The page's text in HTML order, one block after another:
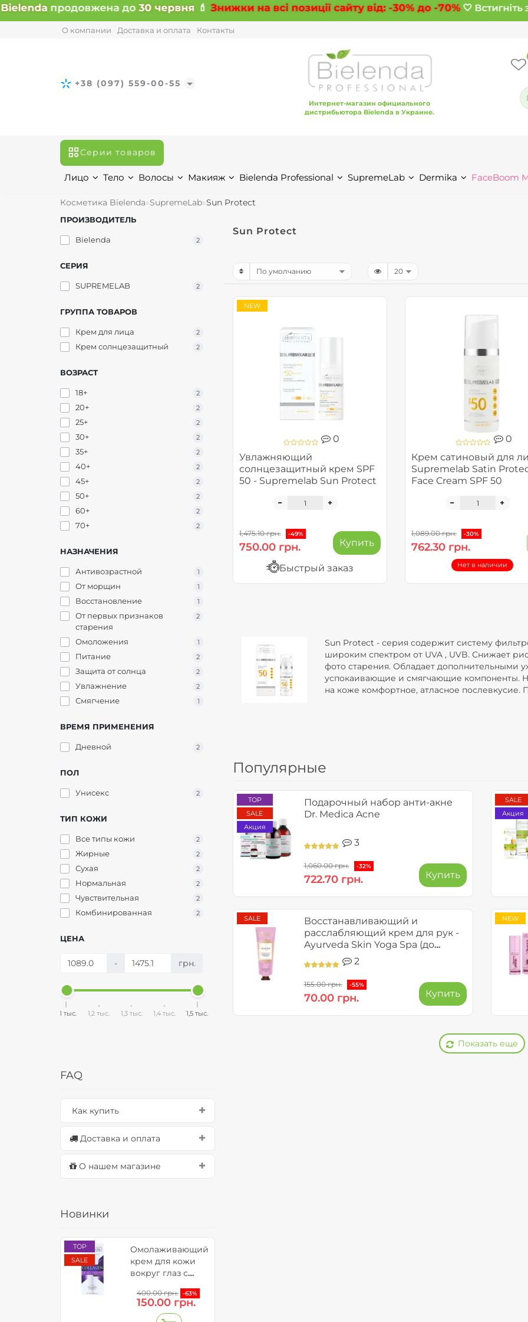
продовжена до30 червня💄 Знижки на всі позиції сайту від:-30%до-70%🤍 Встигніть
О компании Доставка и оплата Контакты
+38 (097) 559-00-55
Интернет-магазин официального
дистрибьютора Bielenda в Украине.
Серии товаров
Лицо Тело Волосы Макияж Bielenda Professional SupremeLab Dermika FaceBoom
Косметика Bielenda SupremeLab Sun Protect
ПРОИЗВОДИТЕЛЬ
Bielenda 2
СЕРИЯ
SUPREMELAB 2
ГРУППА ТОВАРОВ
Крем для лица 2
Крем солнцезащитный 2
ВОЗРАСТ
18+ 2
20+ 2
25+ 2
30+ 2
35+ 2
40+ 2
45+ 2
50+ 2
60+ 2
70+ 2
НАЗНАЧЕНИЯ
Антивозрастной 1
От морщин 1
Восстановление 1
От первых признаков
старения
2
Омоложения 1
Питание 2
Защита от солнца 2
Увлажнение 2
Смягчение 1
ВРЕМЯ ПРИМЕНЕНИЯ
Дневной 2
ПОЛ
Унисекс 2
ТИП КОЖИ
Все типы кожи 2
Жирные 2
Сухая 2
Нормальная 2
Чувствительная 2
Комбинированная 2
ЦЕНА
- грн.
1,1 тыс. 1,2 тыс. 1,3 тыс. 1,4 тыс. 1,5 тыс.
FAQ
Как купить
Доставка и оплата
О нашем магазине
Новинки
TOP
SALE
Омолаживающий
крем для кожи
вокруг глаз с
витамином С -
Neuro Collagen
400.00 грн. -63%
150.00 грн.
Sun Protect
0
Увлажняющий
солнцезащитный крем SPF
50 - Supremelab Sun Protect
NEW
1,475.10 грн. -49%
750.00 грн. Купить
Быстрый заказ
0
Крем сатиновый для
Supremelab Satin
Face Cream SPF 50
1,089.00 грн. -30%
762.30 грн.
Нет в наличии
Sun Protect - серия содержит систему
широким спектром от UVA , UVB. Снижает
фото старения. Обладает дополнительными
успокаивающие и смягчающие компоненты.
на коже комфортное, атласное послевкусие.
Популярные
TOP
SALE
Акция
Подарочный набор анти-акне
Dr. Medica Acne
3
1,060.00 грн. -32%
722.70 грн. Купить
SALE
Акция
SALE
Восстанавливающий и
расслабляющий крем для рук -
Ayurveda Skin Yoga Spa (до
09.2026)
2
155.00 грн. -55%
70.00 грн. Купить
NEW
Показать еще